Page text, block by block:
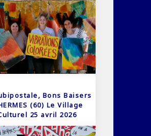
Bons Baisers
(60) Le Village
25 avril 2026